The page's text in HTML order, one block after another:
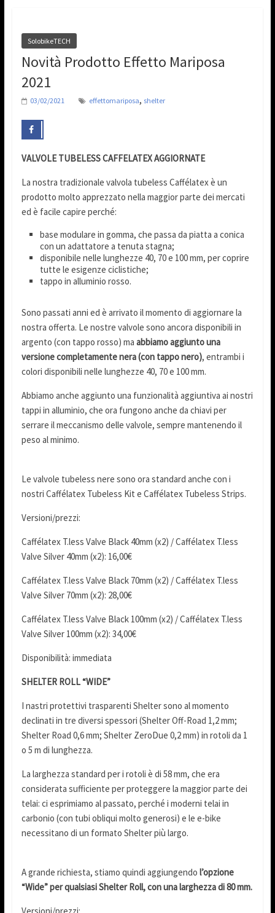
SolobikeTECH
Novità Prodotto Effetto Mariposa
2021
03/02/2021 effettomariposa, shelter
VALVOLE TUBELESS CAFFELATEX AGGIORNATE
La nostra tradizionale valvola tubeless Caffélatex è un
prodotto molto apprezzato nella maggior parte dei mercati
ed è facile capire perché:
base modulare in gomma, che passa da piatta a conica
con un adattatore a tenuta stagna;
disponibile nelle lunghezze 40, 70 e 100 mm, per coprire
tutte le esigenze ciclistiche;
tappo in alluminio rosso.
Sono passati anni ed è arrivato il momento di aggiornare la
nostra offerta. Le nostre valvole sono ancora disponibili in
argento (con tappo rosso) ma abbiamo aggiunto una
versione completamente nera (con tappo nero), entrambi i
colori disponibili nelle lunghezze 40, 70 e 100 mm.
Abbiamo anche aggiunto una funzionalità aggiuntiva ai nostri
tappi in alluminio, che ora fungono anche da chiavi per
serrare il meccanismo delle valvole, sempre mantenendo il
peso al minimo.
Le valvole tubeless nere sono ora standard anche con i
nostri Caffélatex Tubeless Kit e Caffélatex Tubeless Strips.
Versioni/prezzi:
Caffélatex T.less Valve Black 40mm (x2) / Caffélatex T.less
Valve Silver 40mm (x2): 16,00€
Caffélatex T.less Valve Black 70mm (x2) / Caffélatex T.less
Valve Silver 70mm (x2): 28,00€
Caffélatex T.less Valve Black 100mm (x2) / Caffélatex T.less
Valve Silver 100mm (x2): 34,00€
Disponibilità: immediata
SHELTER ROLL “WIDE”
I nastri protettivi trasparenti Shelter sono al momento
declinati in tre diversi spessori (Shelter Off-Road 1,2 mm;
Shelter Road 0,6 mm; Shelter ZeroDue 0,2 mm) in rotoli da 1
o 5 m di lunghezza.
La larghezza standard per i rotoli è di 58 mm, che era
considerata sufficiente per proteggere la maggior parte dei
telai: ci esprimiamo al passato, perché i moderni telai in
carbonio (con tubi obliqui molto generosi) e le e-bike
necessitano di un formato Shelter più largo.
A grande richiesta, stiamo quindi aggiungendo l’opzione
“Wide” per qualsiasi Shelter Roll, con una larghezza di 80 mm.